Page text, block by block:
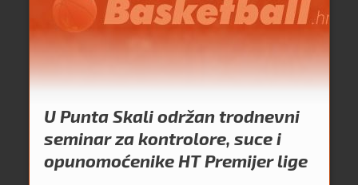
U Punta Skali održan trodnevni
seminar za kontrolore, suce i
opunomoćenike HT Premijer lige